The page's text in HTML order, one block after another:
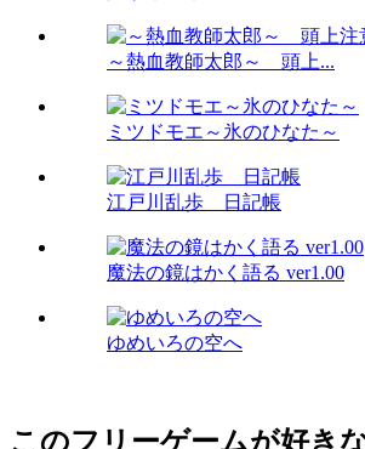
～熱血教師太郎～ 頭上...
ミツドモエ～氷のひなた～
江戸川乱歩 日記帳
魔法の鏡はかく語る ver1.00
ゆめいろの空へ
このフリーゲームが好き